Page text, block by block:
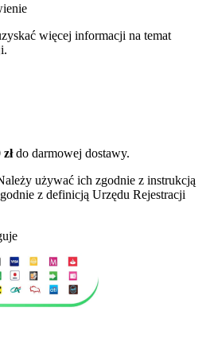
więcej informacji na temat
złdo darmowej dostawy.
używać ich zgodnie z instrukcją
z definicją Urzędu Rejestracji